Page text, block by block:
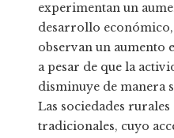
experimentan un
desarrollo
observan un aumento
a pesar de que la
disminuye de manera
Las sociedades rurales
tradicionales, cuyo